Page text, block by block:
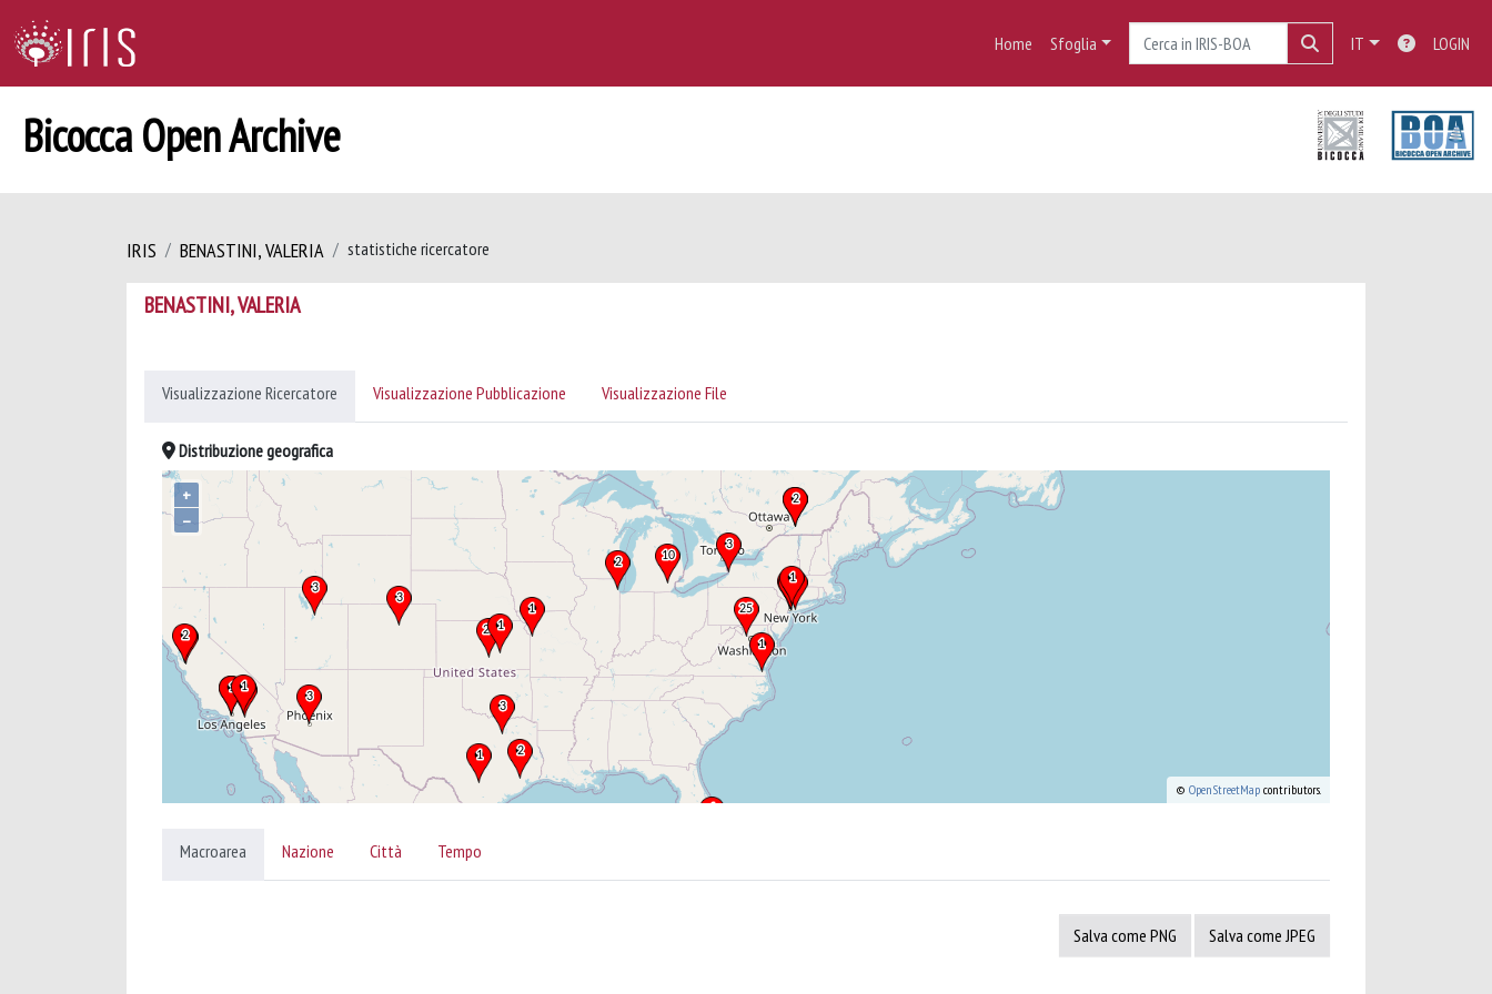
Home Sfoglia IT LOGIN
Bicocca Open Archive
IRIS BENASTINI, VALERIA statistiche ricercatore
BENASTINI, VALERIA
Visualizzazione Ricercatore Visualizzazione Pubblicazione Visualizzazione File
Distribuzione geografica
+
–
© OpenStreetMap contributors.
Macroarea Nazione Città Tempo
Salva come PNG Salva come JPEG